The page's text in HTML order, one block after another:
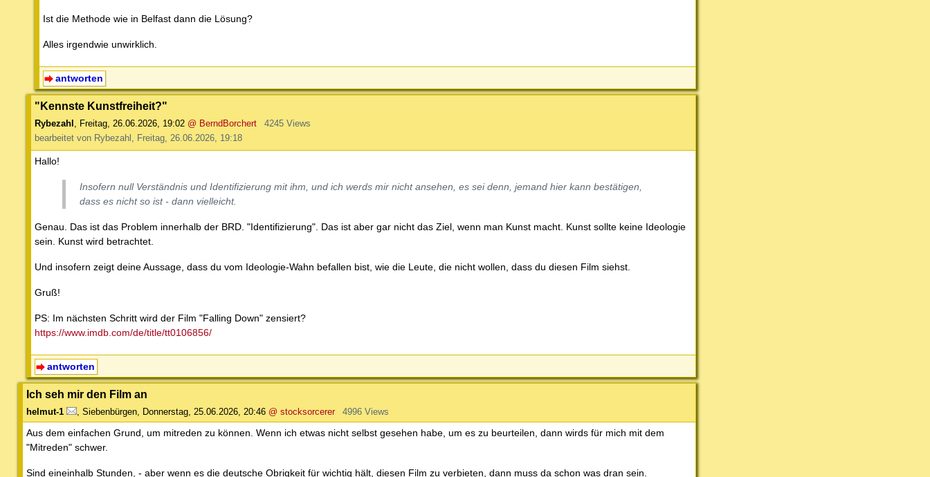
Ist die Methode wie in Belfast dann die Lösung?
Alles irgendwie unwirklich.
antworten
"Kennste Kunstfreiheit?"
Rybezahl , Freitag, 26.06.2026, 19:02 @ BerndBorchert
4245 Views
bearbeitet von Rybezahl, Freitag, 26.06.2026, 19:18
Hallo!
Insofern null Verständnis und Identifizierung mit ihm, und ich werds mir nicht ansehen, es sei denn, jemand hier kann bestätigen,
dass es nicht so ist - dann vielleicht.
Genau. Das ist das Problem innerhalb der BRD. "Identifizierung". Das ist aber gar nicht das Ziel, wenn man Kunst macht. Kunst sollte keine Ideologie
sein. Kunst wird betrachtet.
Und insofern zeigt deine Aussage, dass du vom Ideologie-Wahn befallen bist, wie die Leute, die nicht wollen, dass du diesen Film siehst.
Gruß!
PS: Im nächsten Schritt wird der Film "Falling Down" zensiert?
https://www.imdb.com/de/title/tt0106856/
antworten
Ich seh mir den Film an
helmut-1 Siebenbürgen Donnerstag, 25.06.2026, 20:46 @ stocksorcerer 4996 Views
Aus dem einfachen Grund, um mitreden zu können. Wenn ich etwas nicht selbst gesehen habe, um es zu beurteilen, dann wirds für mich mit dem
"Mitreden" schwer.
Sind eineinhalb Stunden, - aber wenn es die deutsche Obrigkeit für wichtig hält, diesen Film zu verbieten, dann muss da schon was dran sein.